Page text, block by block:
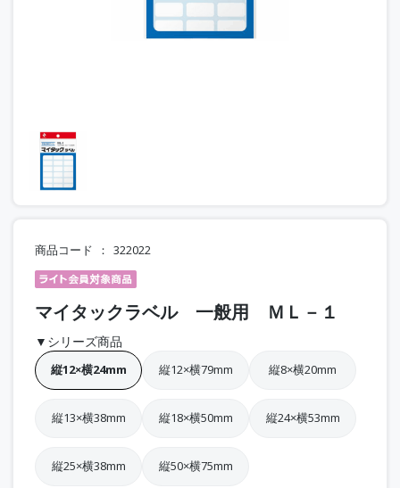
商品コード 322022
マイタックラベル 一般用 ＭＬ－１
▼シリーズ商品
縦12×横24mm 縦12×横79mm 縦8×横20mm
縦13×横38mm 縦18×横50mm 縦24×横53mm
縦25×横38mm 縦50×横75mm